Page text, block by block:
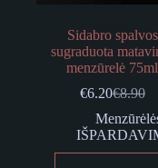
Sidabro spalvos
sugraduota
menzūrelė 75ml
€8.90
Original
price
was:
€8.90.
€6.20Current
price
is:
€6.20.